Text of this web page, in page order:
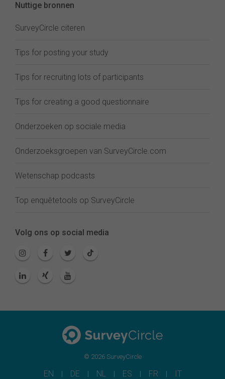
Nuttige bronnen
SurveyCircle citeren
Tips for posting your study
Tips for recruiting lots of participants
Tips for creating a good questionnaire
Onderzoeken op sociale media
Onderzoeksgroepen van SurveyCircle.com
Wetenschap podcasts
Top enquêtetools op SurveyCircle
Volg ons op social media
© 2026 SurveyCircle
EN DE NL ES FR IT